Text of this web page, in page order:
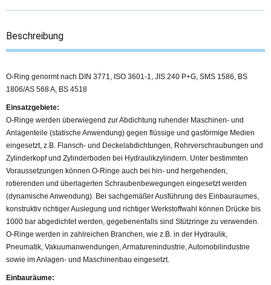
Beschreibung
O-Ring genormt nach DIN 3771, ISO 3601-1, JIS 240 P+G, SMS 1586, BS
1806/AS 568 A, BS 4518
Einsatzgebiete:
O-Ringe werden überwiegend zur Abdichtung ruhender Maschinen- und
Anlagenteile (statische Anwendung) gegen flüssige und gasförmige Medien
eingesetzt, z.B. Flansch- und Deckelabdichtungen, Rohrverschraubungen und
Zylinderkopf und Zylinderboden bei Hydraulikzylindern. Unter bestimmten
Voraussetzungen können O-Ringe auch bei hin- und hergehenden,
rotierenden und überlagerten Schraubenbewegungen eingesetzt werden
(dynamische Anwendung). Bei sachgemäßer Ausführung des Einbauraumes,
konstruktiv richtiger Auslegung und richtiger Werkstoffwahl können Drücke bis
1000 bar abgedichtet werden, gegebenenfalls sind Stützringe zu verwenden.
O-Ringe werden in zahlreichen Branchen, wie z.B. in der Hydraulik,
Pneumatik, Vakuumanwendungen, Armaturenindustrie, Automobilindustrie
sowie im Anlagen- und Maschinenbau eingesetzt.
Einbauräume: